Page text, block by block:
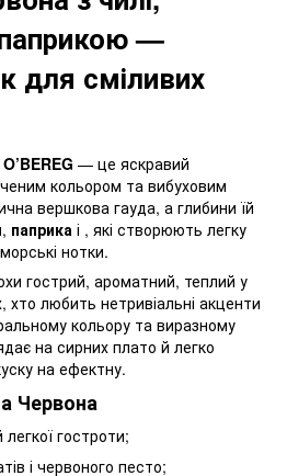
—
для сміливих
— це яскравий
кольором та вибуховим
вершкова гауда, а глибини їй
, паприка і , які створюють легку
нотки.
гострий, ароматний, теплий у
хто любить нетривіальні акценти
кольору та виразному
на сирних плато й легко
на ефектну.
Червона
гостроти;
і червоного песто;